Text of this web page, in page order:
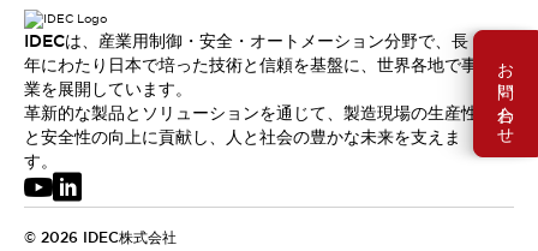
お問い合わせ
IDECは、産業用制御・安全・オートメーション分野で、長
年にわたり日本で培った技術と信頼を基盤に、世界各地で事
業を展開しています。
革新的な製品とソリューションを通じて、製造現場の生産性
と安全性の向上に貢献し、人と社会の豊かな未来を支えま
す。
© 2026 IDEC株式会社